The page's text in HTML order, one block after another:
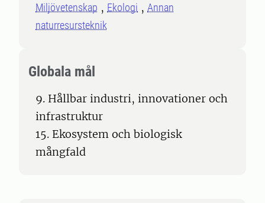
Miljövetenskap Ekologi
Annan
naturresursteknik
Globala mål
9. Hållbar industri, innovationer och
infrastruktur
15. Ekosystem och biologisk
mångfald